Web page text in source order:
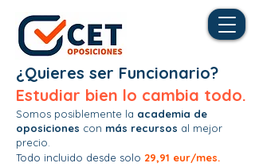
¿Quieres ser Funcionario?
Estudiar bien lo cambia todo.
Somos posiblemente la academia de
oposiciones con más recursos al mejor
precio.
Todo incluido desde solo 29,91 eur/mes.